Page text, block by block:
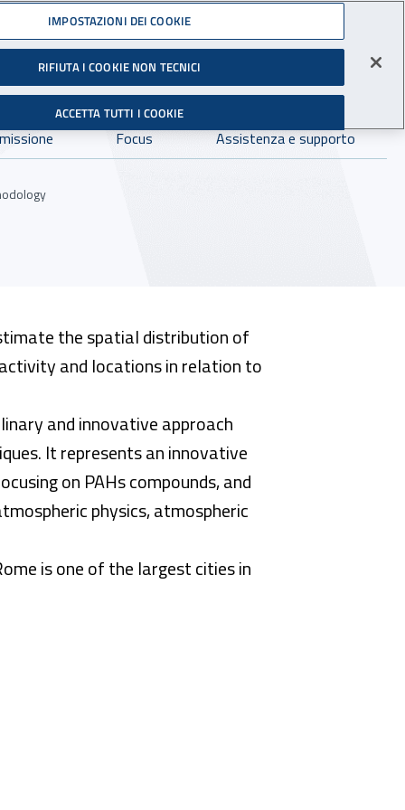
Infortuni sul Lavoro
Facebook - Sito esterno - Apertura in nuova finestra
X- Sito esterno - Apertura in nuova finestra
Instagram - Sito esterno - Apertura in
Linkedin - Sito esterno -
Youtube - Sito esterno -
Tiktok - SitoSpreaker -
Dove cercare:
Focus Assistenza e supporto
the spatial distribution of
and locations in relation to
and innovative approach
It represents an innovative
on PAHs compounds, and
physics, atmospheric
is one of the largest cities in
IMPOSTAZIONI DEI COOKIE
RIFIUTA I COOKIE NON TECNICI
ACCETTA TUTTI I COOKIE